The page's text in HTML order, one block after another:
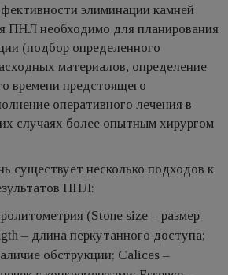
элиминации камней
ПНЛ необходимо для планирования
(подбор определенного
материалов, определение
времени предстоящего
оперативного лечения в
случаях более опытным хирургом
существует несколько подходов к
ПНЛ:
(Stone size – размер
– длина перкутанного доступа;
обструкции; Calices –